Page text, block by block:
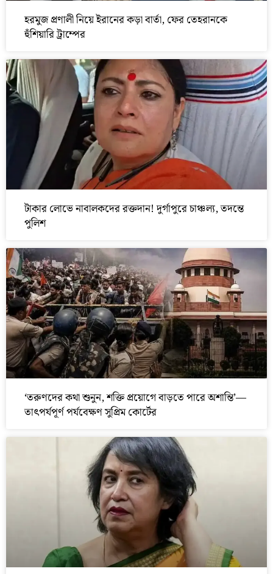
হরমুজ প্রণালী নিয়ে ইরানের কড়া বার্তা, ফের তেহরানকে
হুঁশিয়ারি ট্রাম্পের
টাকার লোভে নাবালকদের রক্তদান! দুর্গাপুরে চাঞ্চল্য, তদন্তে
পুলিশ
‘তরুণদের কথা শুনুন, শক্তি প্রয়োগে বাড়তে পারে অশান্তি’—
তাৎপর্যপূর্ণ পর্যবেক্ষণ সুপ্রিম কোর্টের